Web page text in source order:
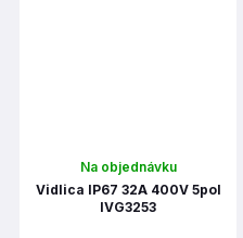
Na objednávku
Vidlica IP67 32A 400V 5pol
IVG3253